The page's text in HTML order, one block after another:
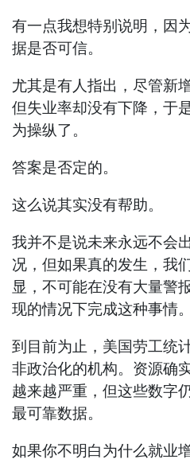
有一点我想特别说明，因
据是否可信。
尤其是有人指出，尽管新
但失业率却没有下降，于
为操纵了。
答案是否定的。
这么说其实没有帮助。
我并不是说未来永远不会
况，但如果真的发生，我
显，不可能在没有大量警
现的情况下完成这种事情。
到目前为止，美国劳工统
非政治化的机构。资源确
越来越严重，但这些数字
最可靠数据。
如果你不明白为什么就业